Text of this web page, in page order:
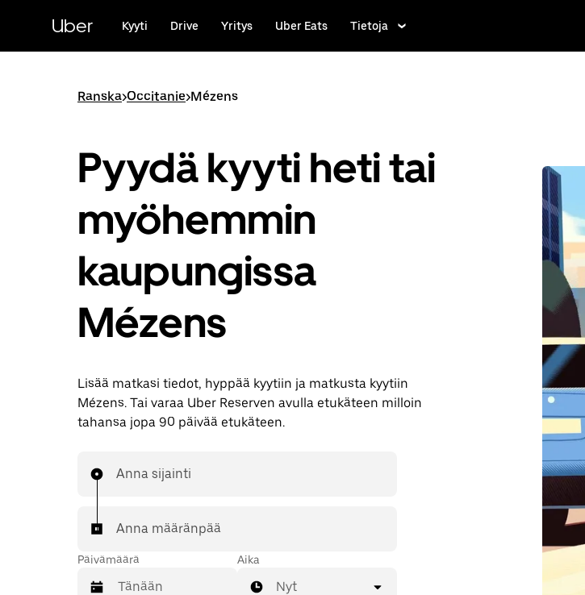
pääsisältöön
Uber Kyyti Drive Yritys Uber Eats Tietoja
Ranska>Occitanie>Mézens
Pyydä kyyti heti tai
myöhemmin
kaupungissa
Mézens
Lisää matkasi tiedot, hyppää kyytiin ja matkusta kyytiin
Mézens. Tai varaa Uber Reserven avulla etukäteen milloin
tahansa jopa 90 päivää etukäteen.
Anna sijainti
Anna määränpää
Päivämäärä Aika
Nyt